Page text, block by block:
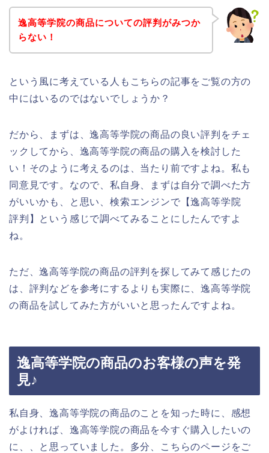
逸高等学院の商品についての評判がみつか
らない！
という風に考えている人もこちらの記事をご覧の方の
中にはいるのではないでしょうか？
だから、まずは、逸高等学院の商品の良い評判をチェ
ックしてから、逸高等学院の商品の購入を検討した
い！そのように考えるのは、当たり前ですよね。私も
同意見です。なので、私自身、まずは自分で調べた方
がいいかも、と思い、検索エンジンで【逸高等学院
評判】という感じで調べてみることにしたんですよ
ね。
ただ、逸高等学院の商品の評判を探してみて感じたの
は、評判などを参考にするよりも実際に、逸高等学院
の商品を試してみた方がいいと思ったんですよね。
逸高等学院の商品のお客様の声を発
見♪
私自身、逸高等学院の商品のことを知った時に、感想
がよければ、逸高等学院の商品を今すぐ購入したいの
に、、と思っていました。多分、こちらのページをご